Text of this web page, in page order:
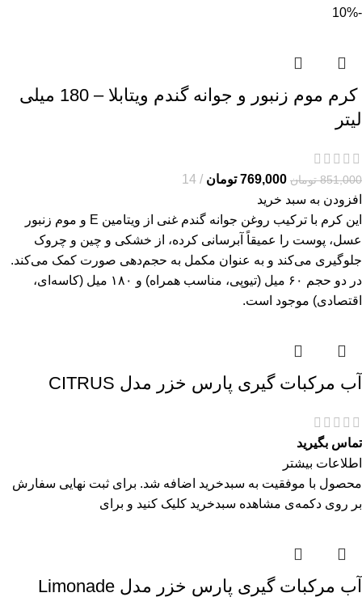
-10%
کرم موم زنبور و جوانه گندم ویتابلا – 180 میلی
لیتر
851,000 تومان 769,000 تومان
14
افزودن به سبد خرید
این کرم با ترکیب روغن جوانه گندم غنی از ویتامین E و موم زنبور
عسل، پوست را عمیقاً آبرسانی کرده، از خشکی و چین و چروک
جلوگیری می‌کند و به عنوان مکمل به حجم‌دهی صورت کمک می‌کند.
در دو حجم ۶۰ میل (تیوپی، مناسب همراه) و ۱۸۰ میل (کاسه‌ای،
اقتصادی) موجود است.
آب مرکبات گیری پارس خزر مدل CITRUS
تماس بگیرید
اطلاعات بیشتر
محصول با موفقیت به سبدخرید اضافه شد. برای ثبت نهایی سفارش
بر روی دکمه‌ی مشاهده سبدخرید کلیک کنید و برای
آب مرکبات گیری پارس خزر مدل Limonade